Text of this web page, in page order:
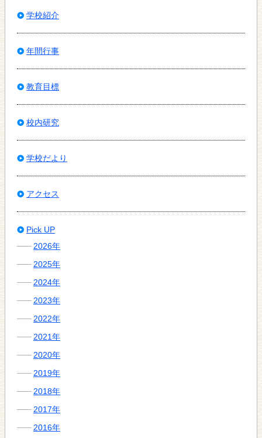
学校紹介
年間行事
教育目標
校内研究
学校だより
アクセス
Pick UP
2026年
2025年
2024年
2023年
2022年
2021年
2020年
2019年
2018年
2017年
2016年